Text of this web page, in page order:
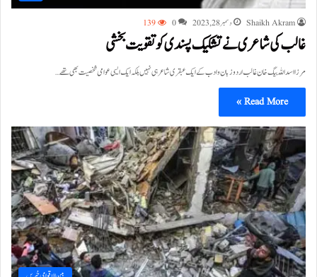
Shaikh Akram دسمبر 28, 2023 0
139
غالب کی شاعری نے تشکیک پسندی کوتقویت بخشی
مرزا اسداللہ بیگ خان غالب اردو زبان وادب کے ایک عبقری شاعرہی نہیں بلکہ ایک ایسی عوامی شخصیت بھی تھے…
Read More »